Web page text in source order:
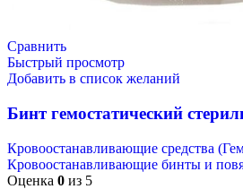
Сравнить
Быстрый просмотр
Добавить в список желаний
Бинт гемостатический
Кровоостанавливающие средства
Кровоостанавливающие бинты и
Оценка 0 из 5